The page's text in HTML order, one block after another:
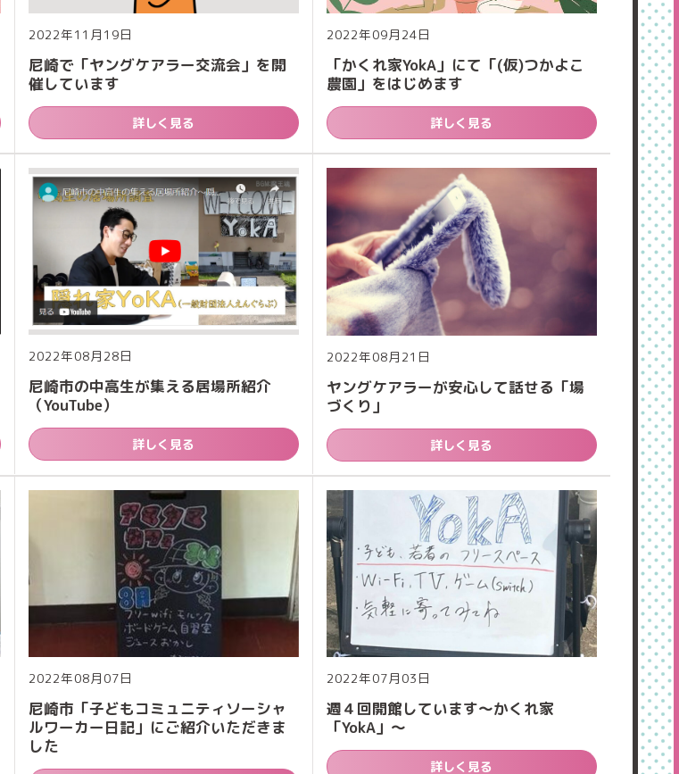
2022年11月19日
尼崎で「ヤングケアラー交流会」を開
催しています
詳しく見る
2022年09月24日
「かくれ家YokA」にて「(仮)つかよこ
農園」をはじめます
詳しく見る
2022年08月28日
尼崎市の中高生が集える居場所紹介
（YouTube）
詳しく見る
2022年08月21日
ヤングケアラーが安心して話せる「場
づくり」
詳しく見る
2022年08月07日
尼崎市「子どもコミュニティソーシャ
ルワーカー日記」にご紹介いただきま
した
2022年07月03日
週４回開館しています～かくれ家
「YokA」～
詳しく見る